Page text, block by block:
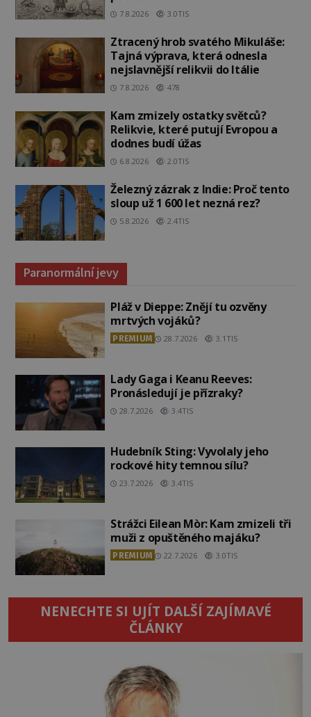
7.8.2026 3.0TIS
Ztracený hrob svatého Mikuláše:
Tajná výprava, která odnesla
nejslavnější relikvii do Itálie
7.8.2026 478
Kam zmizely ostatky světců?
Relikvie, které putují Evropou a
dodnes budí úžas
6.8.2026 2.0TIS
Železný zázrak z Indie: Proč tento
sloup už 1 600 let nezná rez?
5.8.2026 2.4TIS
Paranormální jevy
Pláž v Dieppe: Znějí tu ozvěny
mrtvých vojáků?
PREMIUM 28.7.2026 3.1TIS
Lady Gaga i Keanu Reeves:
Pronásledují je přízraky?
28.7.2026 3.4TIS
Hudebník Sting: Vyvolaly jeho
rockové hity temnou sílu?
23.7.2026 3.4TIS
Strážci Eilean Mòr: Kam zmizeli tři
muži z opuštěného majáku?
PREMIUM 22.7.2026 3.0TIS
NENECHTE SI UJÍT DALŠÍ ZAJÍMAVÉ
ČLÁNKY